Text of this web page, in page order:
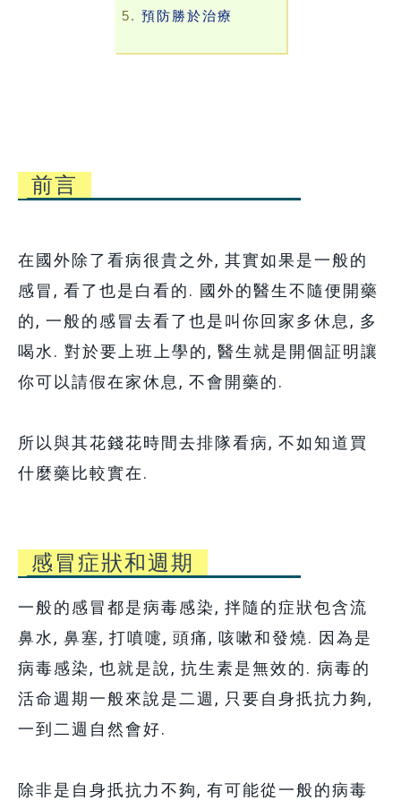
預防勝於治療
前言
在國外除了看病很貴之外, 其實如果是一般的
感冒, 看了也是白看的. 國外的醫生不隨便開藥
的, 一般的感冒去看了也是叫你回家多休息, 多
喝水. 對於要上班上學的, 醫生就是開個証明讓
你可以請假在家休息, 不會開藥的.
所以與其花錢花時間去排隊看病, 不如知道買
什麼藥比較實在.
感冒症狀和週期
一般的感冒都是病毒感染, 拌隨的症狀包含流
鼻水, 鼻塞, 打噴嚏, 頭痛, 咳嗽和發燒. 因為是
病毒感染, 也就是說, 抗生素是無效的. 病毒的
活命週期一般來說是二週, 只要自身扺抗力夠,
一到二週自然會好.
除非是自身扺抗力不夠, 有可能從一般的病毒